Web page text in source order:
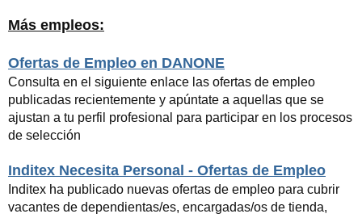
Más empleos:
Ofertas de Empleo en DANONE
Consulta en el siguiente enlace las ofertas de empleo
publicadas recientemente y apúntate a aquellas que se
ajustan a tu perfil profesional para participar en los procesos
de selección
Inditex Necesita Personal - Ofertas de Empleo
Inditex ha publicado nuevas ofertas de empleo para cubrir
vacantes de dependientas/es, encargadas/os de tienda,